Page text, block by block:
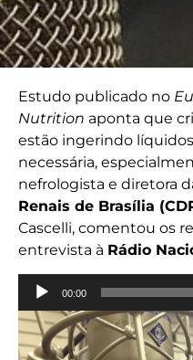
Estudo publicado no
Nutrition aponta que
estão ingerindo
necessária,
nefrologista e diretora
Renais de Brasília
Cascelli, comentou os
entrevista à Rádio
Tocador
áudio
00:00